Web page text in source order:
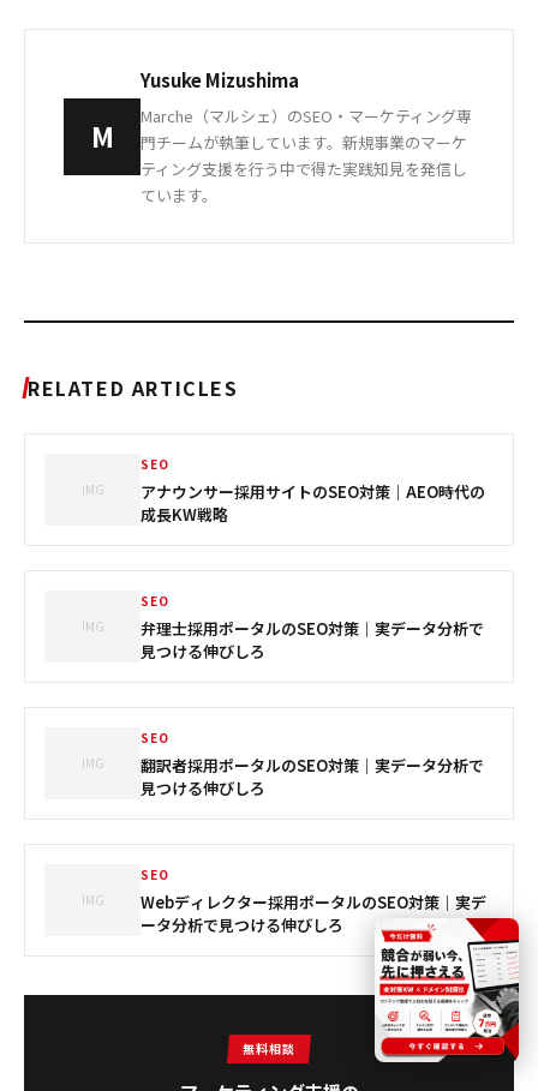
M
Yusuke Mizushima
Marche（マルシェ）のSEO・マーケティング専
門チームが執筆しています。新規事業のマーケ
ティング支援を行う中で得た実践知見を発信し
ています。
RELATED ARTICLES
IMG
SEO
アナウンサー採用サイトのSEO対策｜AEO時代の
成長KW戦略
IMG
SEO
弁理士採用ポータルのSEO対策｜実データ分析で
見つける伸びしろ
IMG
SEO
翻訳者採用ポータルのSEO対策｜実データ分析で
見つける伸びしろ
IMG
SEO
Webディレクター採用ポータルのSEO対策｜実デ
ータ分析で見つける伸びしろ
無料相談